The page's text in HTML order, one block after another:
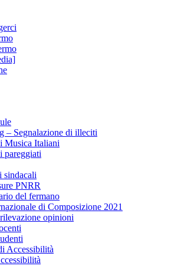
– Segnalazione di illeciti
Musica Italiani
pareggiati
sindacali
PNRR
del fermano
di Composizione 2021
opinioni
Accessibilità